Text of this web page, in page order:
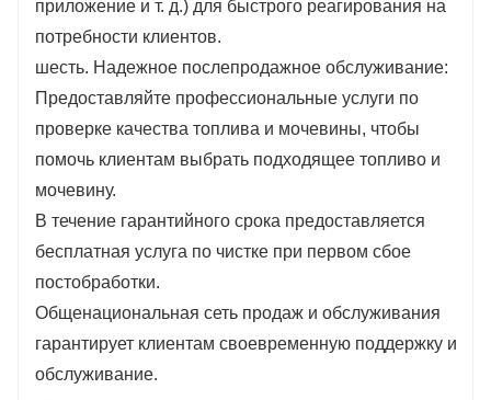
приложение и т. д.) для быстрого реагирования на
потребности клиентов.
шесть. Надежное послепродажное обслуживание:
Предоставляйте профессиональные услуги по
проверке качества топлива и мочевины, чтобы
помочь клиентам выбрать подходящее топливо и
мочевину.
В течение гарантийного срока предоставляется
бесплатная услуга по чистке при первом сбое
постобработки.
Общенациональная сеть продаж и обслуживания
гарантирует клиентам своевременную поддержку и
обслуживание.